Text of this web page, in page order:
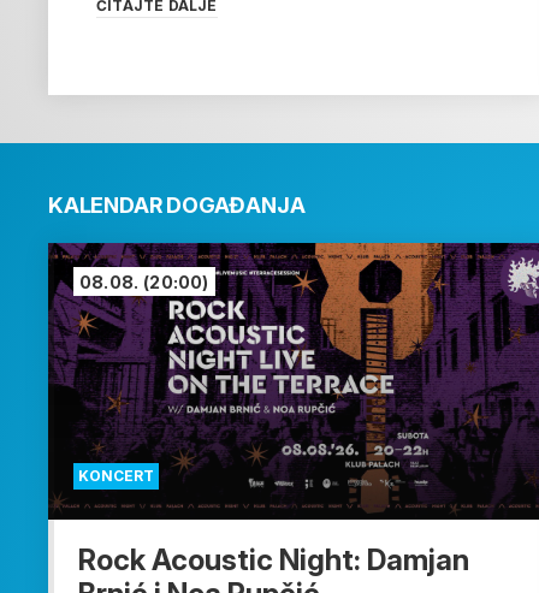
ČITAJTE DALJE
KALENDAR DOGAĐANJA
KONCERT
08.08. (20:00)
Rock Acoustic Night: Damjan